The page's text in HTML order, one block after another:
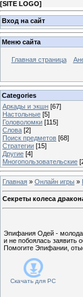
[SITE LOGO]
Вход на сайт
Меню сайта
Главная страница
Categories
Аркады и экшн [67]
Настольные [5]
Головоломки [115]
Слова [2]
Поиск предметов [68]
Стратегии [15]
Другие [4]
Многопользовательские
Главная » Онлайн игры »
Секреты колеса
Эпифания Одей -
и не побоялась заявить
Помогите Эпифании,
Скачать для PC